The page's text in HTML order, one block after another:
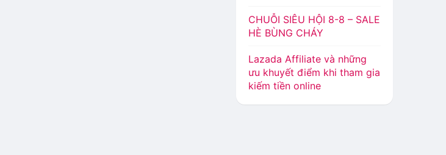
CHUỖI SIÊU HỘI 8-8 – SALE
HÈ BÙNG CHÁY
Lazada Affiliate và những
ưu khuyết điểm khi tham gia
kiếm tiền online